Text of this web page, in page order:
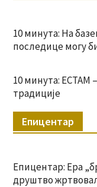
10 минута: На
последице могу
10 минута: ЕСТАМ
традиције
Епицентар
Епицентар: Ера
друштво